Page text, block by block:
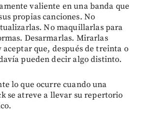
valiente en una banda que
propias canciones. No
No maquillarlas para
Desarmarlas. Mirarlas
que, después de treinta o
pueden decir algo distinto.
lo que ocurre cuando una
se atreve a llevar su repertorio